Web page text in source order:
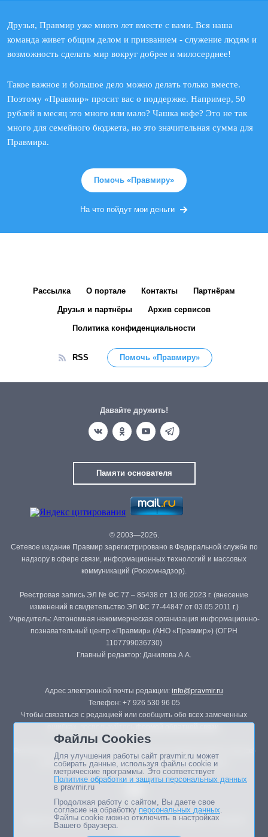
Друзья, Правмир уже много лет вместе с вами. Вся наша
команда живет общим делом и призванием - служение людям и
возможность сделать мир вокруг добрее и милосерднее!
Такое важное и большое дело можно делать только вместе.
Поэтому «Правмир» просит вас о поддержке. Например, 50
рублей в месяц это много или мало? Чашка кофе? Это не так
много для семейного бюджета, но это значительная сумма для
Правмира.
Помочь «Правмиру»
На что пойдут мои деньги
Рассылка О портале Контакты Партнёрам
Друзья и партнёры Архив сервисов
Политика конфиденциальности
RSS Помочь «Правмиру»
Давайте дружить!
Памяти основателя
© 2003—2026.
Сетевое издание Правмир зарегистрировано в Федеральной службе по
надзору в сфере связи, информационных технологий и массовых
коммуникаций (Роскомнадзор).
Реестровая запись ЭЛ № ФС 77 – 85438 от 13.06.2023 г. (внесение
изменений в свидетельство ЭЛ ФС 77-44847 от 03.05.2011 г.)
Учредитель: Автономная некоммерческая организация информационно-
познавательный центр «Правмир» (АНО «Правмир») (ОГРН
1107799036730)
Главный редактор: Данилова А.А.
Адрес электронной почты редакции: info@pravmir.ru
Телефон: +7 926 530 96 05
Чтобы связаться с редакцией или сообщить обо всех замеченных
Републикация материалов сайта в печатных изданиях (книгах, прессе)
возможна только с письменного разрешения редакции.
Мнение авторов статей портала может не совпадать с позицией
Файлы Cookies
Для улучшения работы сайт pravmir.ru может
собирать данные, используя файлы cookie и
метрические программы. Это соответствует
Политике обработки и защиты персональных данных
в pravmir.ru
Продолжая работу с сайтом, Вы даете свое
согласие на обработку персональных данных.
Файлы cookie можно отключить в настройках
Вашего браузера.